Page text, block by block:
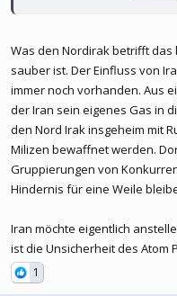
Die EU bemüht sich
Quellen als Russland zu
Unterbrechung der
Aserbaidschans, mehr
sind jedoch begrenzt.
EU: mehr
Die EU
(4. Februar).
Strompreisen
Was den Nordirak betrifft
sauber ist. Der Einfluss von
immer noch vorhanden. Aus
der Iran sein eigenes Gas in
den Nord Irak insgeheim mit
Milizen bewaffnet werden.
Gruppierungen von
Hindernis für eine Weile
Iran möchte eigentlich
ist die Unsicherheit des Atom
1